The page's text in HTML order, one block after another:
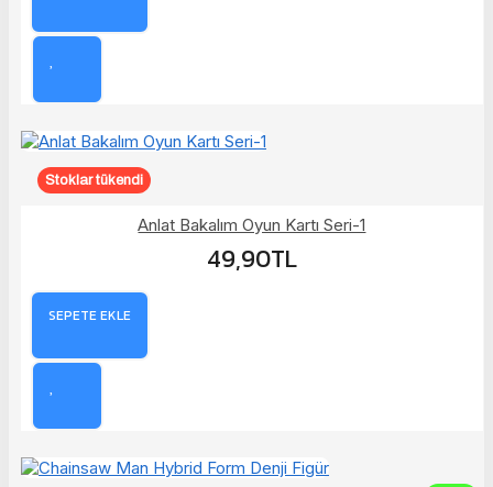
Stoklar tükendi
Anlat Bakalım Oyun Kartı Seri-1
49,90TL
SEPETE EKLE